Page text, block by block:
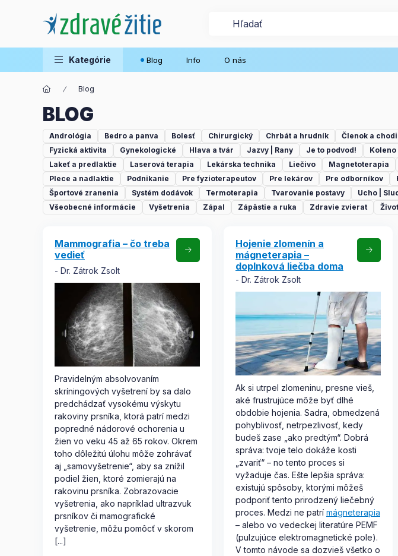
Kategórie Blog Info O nás
Blog
BLOG
Andrológia Bedro a panva Bolesť Chirurgický Chrbát a hrudník Členok a
Fyzická aktivita
Gynekologické Hlava a tvár Jazvy | Rany Je to podvod! Koleno
Lakeť a predlaktie
Laserová terapia Lekárska technika Liečivo Magnetoterapia
Plece a nadlaktie
Podnikanie Pre fyzioterapeutov Pre lekárov Pre odborníkov
Športové zranenia
Systém dodávok Termoterapia Tvarovanie postavy Ucho |
Všeobecné informácie
Vyšetrenia Zápal Zápästie a ruka Zdravie zvierat
Mammografia – čo treba
vedieť
Dr. Zátrok Zsolt
Pravidelným absolvovaním
skríningových vyšetrení by sa dalo
predchádzať vysokému výskytu
rakoviny prsníka, ktorá patrí medzi
popredné nádorové ochorenia u
žien vo veku 45 až 65 rokov. Okrem
toho dôležitú úlohu môže zohrávať
aj „samovyšetrenie“, aby sa znížil
podiel žien, ktoré zomierajú na
rakovinu prsníka. Zobrazovacie
vyšetrenia, ako napríklad ultrazvuk
prsníkov či mamografické
vyšetrenie, môžu pomôcť v skorom
[...]
Hojenie zlomenín a
mágneterapia –
doplnková liečba doma
Dr. Zátrok Zsolt
Ak si utrpel zlomeninu, presne vieš,
aké frustrujúce môže byť dlhé
obdobie hojenia. Sadra, obmedzená
pohyblivosť, netrpezlivosť, kedy
budeš zase „ako predtým“. Dobrá
správa: tvoje telo dokáže kosti
„zvariť“ – no tento proces si
vyžaduje čas. Ešte lepšia správa:
existujú spôsoby, ktorými môžeš
podporiť tento prirodzený liečebný
proces. Medzi ne patrí mágneterapia
– alebo vo vedeckej literatúre PEMF
(pulzujúce elektromagnetické pole).
V tomto návode sa dozvieš všetko o